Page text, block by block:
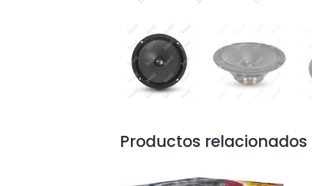
Productos relacionados